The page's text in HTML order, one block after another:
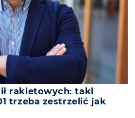
rakietowych: taki
trzeba zestrzelić jak